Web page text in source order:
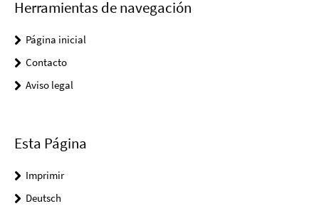
Herramientas de navegación
Página inicial
Contacto
Aviso legal
Esta Página
Imprimir
Deutsch